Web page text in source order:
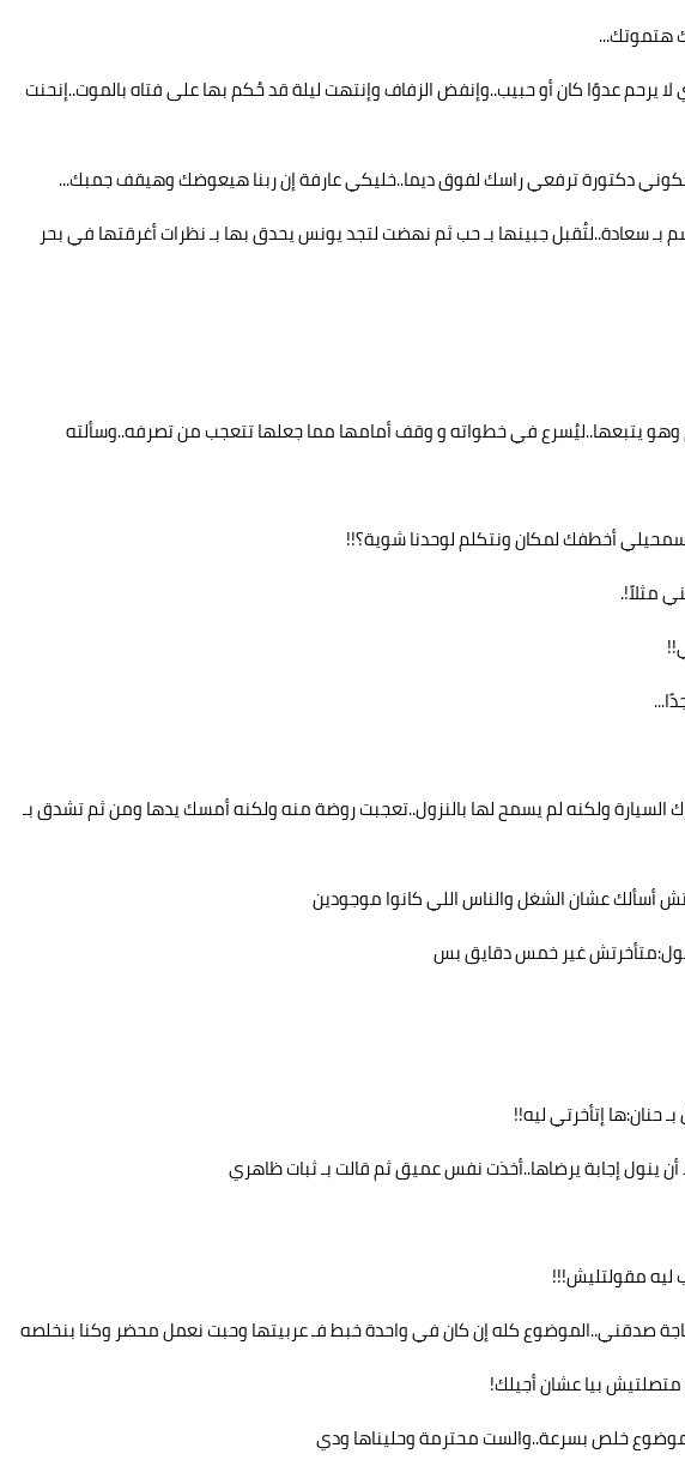
هتموتك...
يرحم عدوًا كان أو حبيب..وإنفض الزفاف وإنتهت ليلة قد حُكم بها على فتاه بالموت..إنحنت
دكتورة ترفعي راسك لفوق ديما..خليكي عارفة إن ربنا هيعوضك وهيقف جمبك...
بـ سعادة..لتُقبل جبينها بـ حب ثم نهضت لتجد يونس يحدق بها بـ نظرات أغرقتها في بحر
وهو يتبعها..ليُسرع في خطواته و وقف أمامها مما جعلها تتعجب من تصرفه..وسألته
أخطفك لمكان ونتكلم لوحدنا شوية؟!!
مثلاً!.
السيارة ولكنه لم يسمح لها بالنزول..تعجبت روضة منه ولكنه أمسك يدها ومن ثم تشدق بـ
أسألك عشان الشغل والناس اللي كانوا موجودين
غير خمس دقايق بس
حنان:ها إتأخرتي ليه!!
أن ينول إجابة يرضاها..أخذت نفس عميق ثم قالت بـ ثبات ظاهري
ليه مقولتليش!!!
صدقني..الموضوع كله إن كان في واحدة خبط فـ عربيتها وحبت نعمل محضر وكنا بنخلصه
بيا عشان أجيلك!
خلص بسرعة..والست محترمة وحليناها ودي